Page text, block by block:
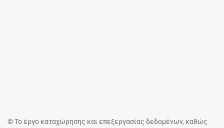
© Το έργο καταχώρησης και επεξεργασίας δεδομένων, καθώς